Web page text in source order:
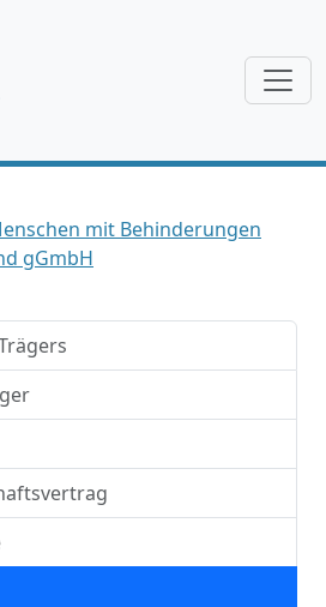
mit Behinderungen
gGmbH